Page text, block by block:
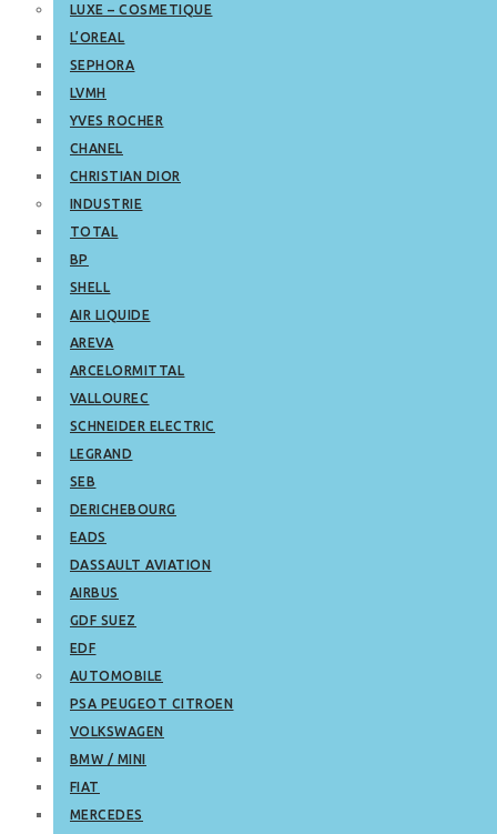
LUXE – COSMETIQUE
L’OREAL
SEPHORA
LVMH
YVES ROCHER
CHANEL
CHRISTIAN DIOR
INDUSTRIE
TOTAL
BP
SHELL
AIR LIQUIDE
AREVA
ARCELORMITTAL
VALLOUREC
SCHNEIDER ELECTRIC
LEGRAND
SEB
DERICHEBOURG
EADS
DASSAULT AVIATION
AIRBUS
GDF SUEZ
EDF
AUTOMOBILE
PSA PEUGEOT CITROEN
VOLKSWAGEN
BMW / MINI
FIAT
MERCEDES